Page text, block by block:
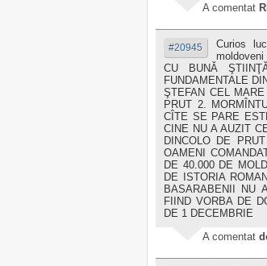
A comentat
#20945
Curios
CU BUNĂ
FUNDAMENTALE
ŞTEFAN CEL
PRUT 2.
CÎTE SE PARE
CINE NU A AUZIT
DINCOLO DE
OAMENI
DE 40.000 DE
DE ISTORIA
BASARABENII NU
FIIND VORBA DE
DE 1 DECEMBRIE
A comentat